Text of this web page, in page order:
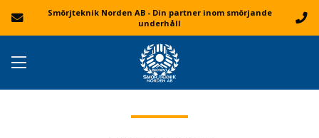
Smörjteknik Norden AB - Din partner inom smörjande
underhåll